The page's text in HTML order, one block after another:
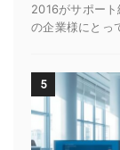
2016がサポー
の企業様にとっ
5